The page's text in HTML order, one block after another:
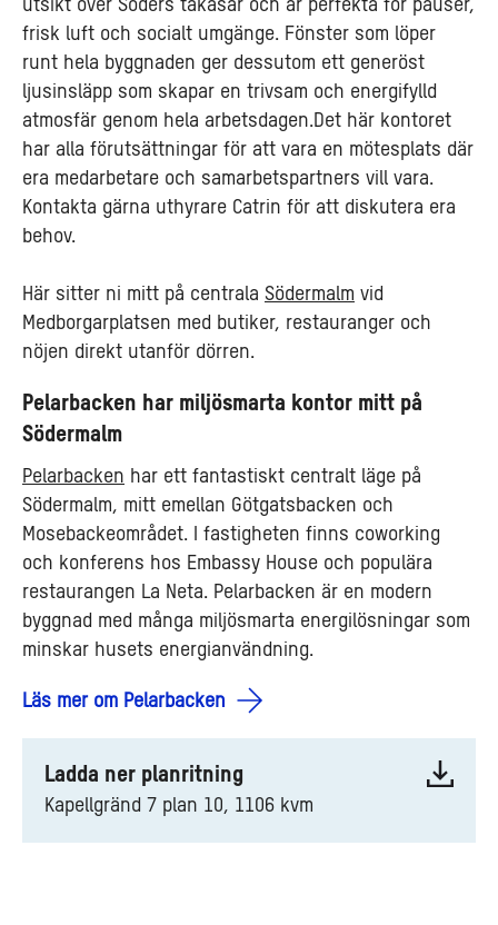
utsikt över Söders takåsar och är perfekta för pauser,
frisk luft och socialt umgänge. Fönster som löper
runt hela byggnaden ger dessutom ett generöst
ljusinsläpp som skapar en trivsam och energifylld
atmosfär genom hela arbetsdagen.Det här kontoret
har alla förutsättningar för att vara en mötesplats där
era medarbetare och samarbetspartners vill vara.
Kontakta gärna uthyrare Catrin för att diskutera era
behov.
Här sitter ni mitt på centrala Södermalm vid
Medborgarplatsen med butiker, restauranger och
nöjen direkt utanför dörren.
Pelarbacken har miljösmarta kontor mitt på
Södermalm
Pelarbacken har ett fantastiskt centralt läge på
Södermalm, mitt emellan Götgatsbacken och
Mosebackeområdet. I fastigheten finns coworking
och konferens hos Embassy House och populära
restaurangen La Neta. Pelarbacken är en modern
byggnad med många miljösmarta energilösningar som
minskar husets energianvändning.
Läs mer om Pelarbacken
Ladda ner planritning
Kapellgränd 7 plan 10, 1106 kvm